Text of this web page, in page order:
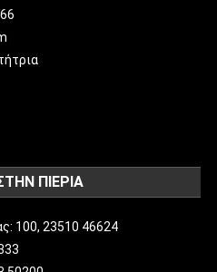
ΠΙΕΡΙΑ
100, 23510 46624